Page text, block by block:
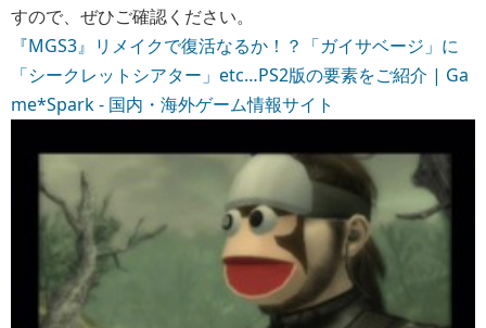
すので、ぜひご確認ください。
『MGS3』リメイクで復活なるか！？「ガイサベージ」に
「シークレットシアター」etc…PS2版の要素をご紹介 | Ga
me*Spark - 国内・海外ゲーム情報サイト